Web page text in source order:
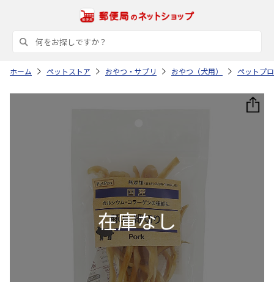
ホーム ペットストア おやつ・サプリ おやつ（犬用） ペットプ